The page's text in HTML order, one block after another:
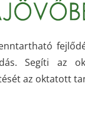
Segíti az
az oktatott